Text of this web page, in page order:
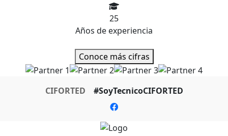
25
Años de experiencia
Conoce más cifras
CIFORTED #SoyTecnicoCIFORTED